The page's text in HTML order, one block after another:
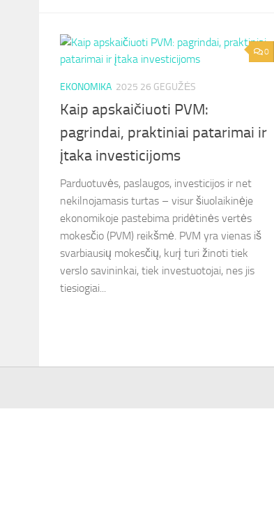
0
EKONOMIKA 2025 26 GEGUŽĖS
Kaip apskaičiuoti PVM:
pagrindai, praktiniai patarimai ir
įtaka investicijoms
Parduotuvės, paslaugos, investicijos ir net
nekilnojamasis turtas – visur šiuolaikinėje
ekonomikoje pastebima pridėtinės vertės
mokesčio (PVM) reikšmė. PVM yra vienas iš
svarbiausių mokesčių, kurį turi žinoti tiek
verslo savininkai, tiek investuotojai, nes jis
tiesiogiai...